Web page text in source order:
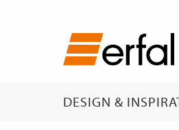
DESIGN &